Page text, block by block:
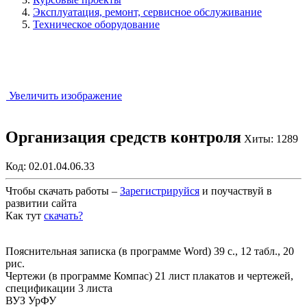
Эксплуатация, ремонт, сервисное обслуживание
Техническое оборудование
Увеличить изображение
Хиты: 1289
Организация средств контроля
Код: 02.01.04.06.33
Чтобы скачать работы – Зарегистрируйся и поучаствуй в
развитии сайта
Как тут скачать?
Пояснительная записка (в программе Word) 39 с., 12 табл., 20
рис.
Чертежи (в программе Компас) 21 лист плакатов и чертежей,
спецификации 3 листа
ВУЗ УрФУ